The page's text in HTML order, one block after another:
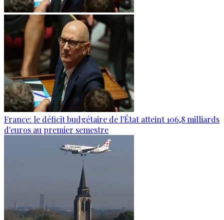
France: le déficit budgétaire de l'État atteint 106,8 milliards
d'euros au premier semestre